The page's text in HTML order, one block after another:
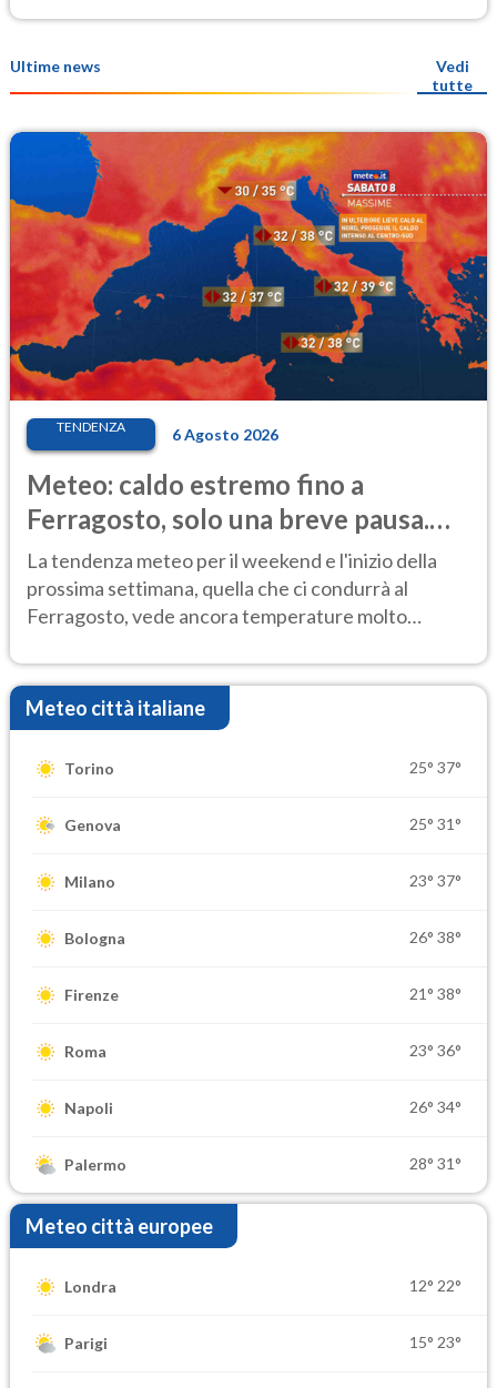
Ultime news
Vedi
tutte
TENDENZA 6 Agosto 2026
Meteo: caldo estremo fino a
Ferragosto, solo una breve pausa.
Ecco dove
La tendenza meteo per il weekend e l'inizio della
prossima settimana, quella che ci condurrà al
Ferragosto, vede ancora temperature molto
Meteo città italiane
Torino 25° 37°
Genova 25° 31°
Milano 23° 37°
Bologna 26° 38°
Firenze 21° 38°
Roma 23° 36°
Napoli 26° 34°
Palermo 28° 31°
Meteo città europee
Londra 12° 22°
Parigi 15° 23°